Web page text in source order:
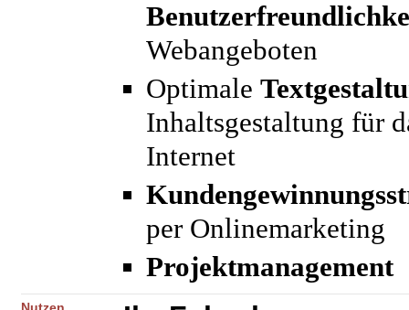
Webangeboten
Optimale
Inhaltsgestaltung für
Internet
per Onlinemarketing
Projektmanagement